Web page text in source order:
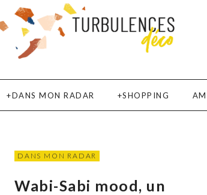
DANS MON RADAR SHOPPING
DANS MON RADAR
Wabi-Sabi mood, un